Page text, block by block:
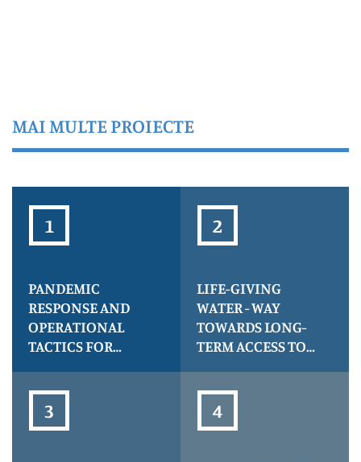
MAI MULTE PROIECTE
PANDEMIC
RESPONSE AND
OPERATIONAL
TACTICS FOR
AND TRACKING,
acronim PROTECT
LIFE-GIVING
WATER - WAY
TOWARDS LONG-
TERM ACCESS TO